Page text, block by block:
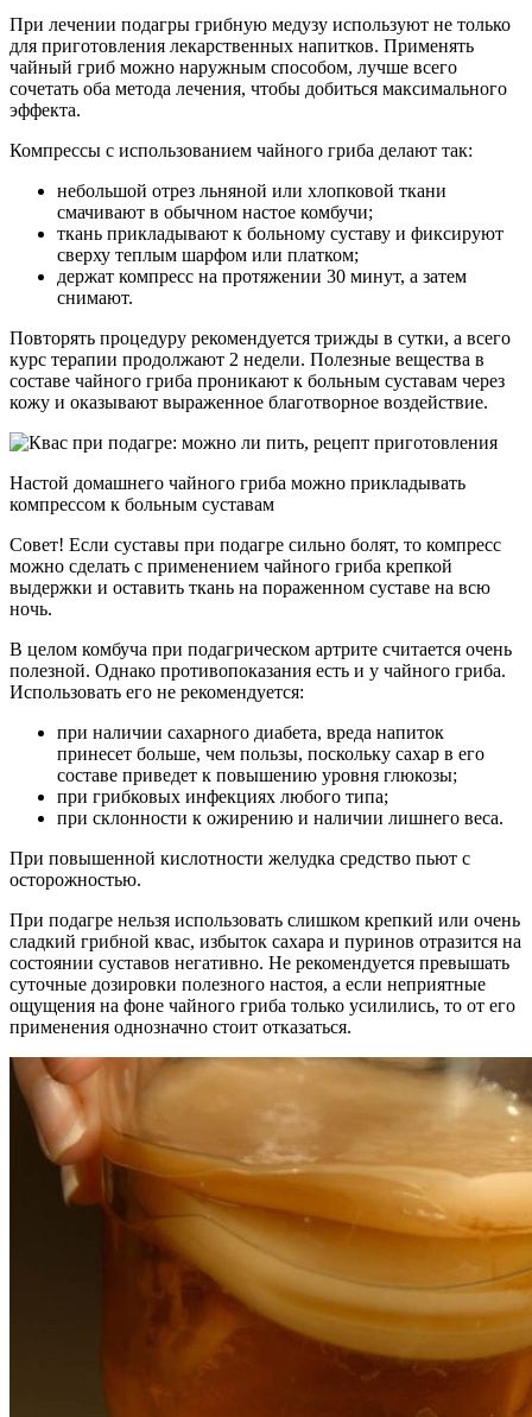
При лечении подагры грибную медузу используют не только
для приготовления лекарственных напитков. Применять
чайный гриб можно наружным способом, лучше всего
сочетать оба метода лечения, чтобы добиться максимального
эффекта.
Компрессы с использованием чайного гриба делают так:
небольшой отрез льняной или хлопковой ткани
смачивают в обычном настое комбучи;
ткань прикладывают к больному суставу и фиксируют
сверху теплым шарфом или платком;
держат компресс на протяжении 30 минут, а затем
снимают.
Повторять процедуру рекомендуется трижды в сутки, а всего
курс терапии продолжают 2 недели. Полезные вещества в
составе чайного гриба проникают к больным суставам через
кожу и оказывают выраженное благотворное воздействие.
Настой домашнего чайного гриба можно прикладывать
компрессом к больным суставам
Совет! Если суставы при подагре сильно болят, то компресс
можно сделать с применением чайного гриба крепкой
выдержки и оставить ткань на пораженном суставе на всю
ночь.
В целом комбуча при подагрическом артрите считается очень
полезной. Однако противопоказания есть и у чайного гриба.
Использовать его не рекомендуется:
при наличии сахарного диабета, вреда напиток
принесет больше, чем пользы, поскольку сахар в его
составе приведет к повышению уровня глюкозы;
при грибковых инфекциях любого типа;
при склонности к ожирению и наличии лишнего веса.
При повышенной кислотности желудка средство пьют с
осторожностью.
При подагре нельзя использовать слишком крепкий или очень
сладкий грибной квас, избыток сахара и пуринов отразится на
состоянии суставов негативно. Не рекомендуется превышать
суточные дозировки полезного настоя, а если неприятные
ощущения на фоне чайного гриба только усилились, то от его
применения однозначно стоит отказаться.